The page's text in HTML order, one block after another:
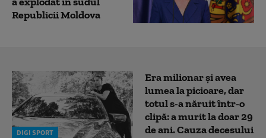
Republicii Moldova
DIGI SPORT
Era milionar și avea
lumea la picioare, dar
totul s-a năruit într-o
clipă: a murit la doar 29
de ani. Cauza decesului